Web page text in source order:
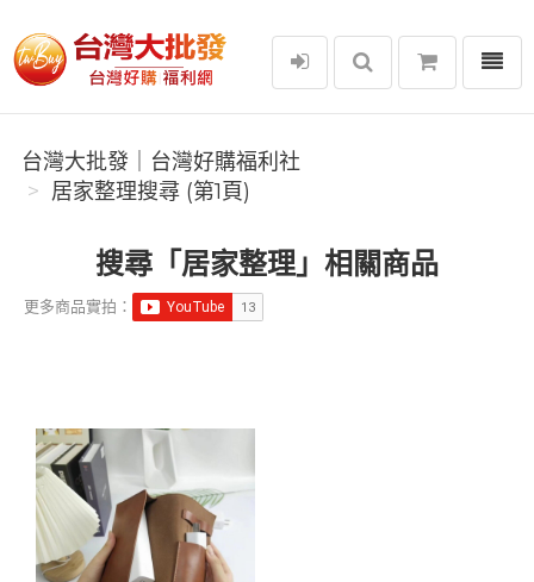
台灣大批發｜台灣好購福利社
選單
台灣大批發｜台灣好購福利社
居家整理搜尋 (第1頁)
搜尋「居家整理」相關商品
更多商品實拍：